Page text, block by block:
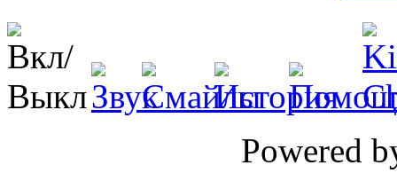
Powered